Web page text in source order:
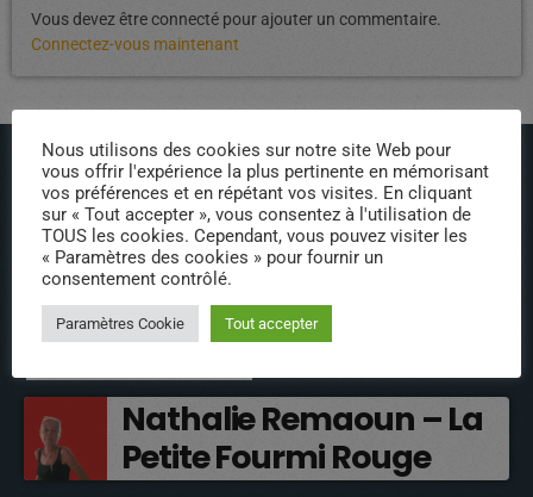
Vous devez être connecté pour ajouter un commentaire.
Connectez-vous maintenant
ÉPISODES DE PODCAST
Nathalie Remaoun – La
Petite Fourmi Rouge
Nous utilisons des cookies sur notre site Web pour
vous offrir l'expérience la plus pertinente en mémorisant
vos préférences et en répétant vos visites. En cliquant
sur « Tout accepter », vous consentez à l'utilisation de
TOUS les cookies. Cependant, vous pouvez visiter les
« Paramètres des cookies » pour fournir un
consentement contrôlé.
Paramètres Cookie Tout accepter